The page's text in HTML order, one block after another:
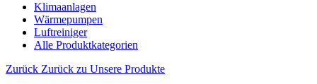
Klimaanlagen
Wärmepumpen
Luftreiniger
Alle Produktkategorien
Zurück Zurück zu Unsere Produkte